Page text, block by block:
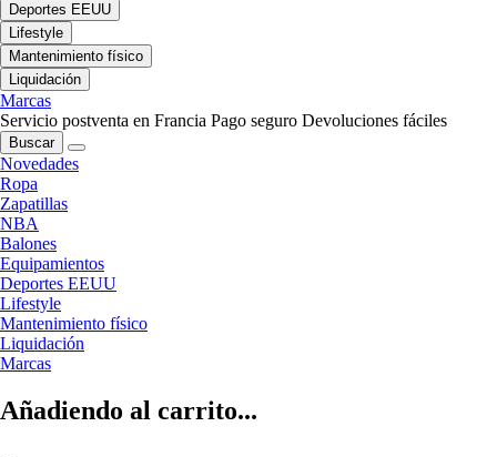
Deportes EEUU
Lifestyle
Mantenimiento físico
Liquidación
Marcas
Servicio postventa en Francia Pago seguro Devoluciones fáciles
Buscar
Novedades
Ropa
Zapatillas
NBA
Balones
Equipamientos
Deportes EEUU
Lifestyle
Mantenimiento físico
Liquidación
Marcas
Añadiendo al carrito...